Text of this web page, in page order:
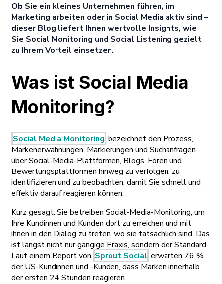
Ob Sie ein kleines Unternehmen führen, im
Marketing arbeiten oder in Social Media aktiv sind –
dieser Blog liefert Ihnen wertvolle Insights, wie
Sie Social Monitoring und Social Listening gezielt
zu Ihrem Vorteil einsetzen.
Was ist Social Media
Monitoring?
Social Media Monitoring bezeichnet den Prozess,
Markenerwähnungen, Markierungen und Suchanfragen
über Social-Media-Plattformen, Blogs, Foren und
Bewertungsplattformen hinweg zu verfolgen, zu
identifizieren und zu beobachten, damit Sie schnell und
effektiv darauf reagieren können.
Kurz gesagt: Sie betreiben Social-Media-Monitoring, um
Ihre Kundinnen und Kunden dort zu erreichen und mit
ihnen in den Dialog zu treten, wo sie tatsächlich sind. Das
ist längst nicht nur gängige Praxis, sondern der Standard.
Laut einem Report von Sprout Social erwarten 76 %
der US-Kundinnen und -Kunden, dass Marken innerhalb
der ersten 24 Stunden reagieren.